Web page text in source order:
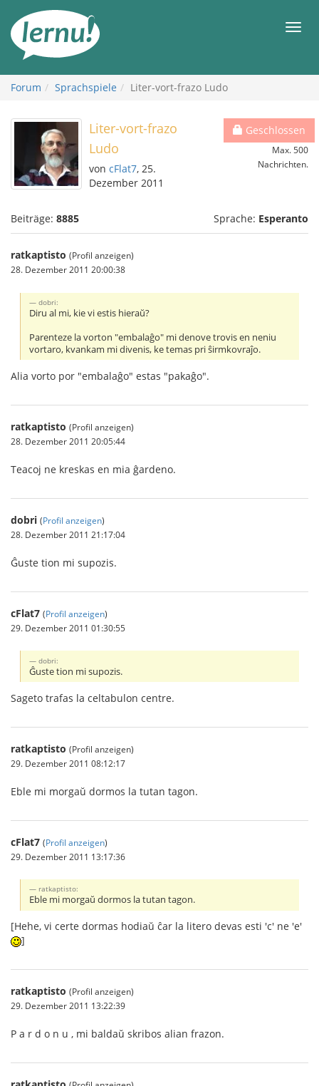
Inhalt
Forum Sprachspiele Liter-vort-frazo Ludo
Geschlossen
Max. 500
Nachrichten.
Liter-vort-frazo
Ludo
von cFlat7, 25.
Dezember 2011
Beiträge: 8885 Sprache: Esperanto
ratkaptisto (Profil anzeigen)
28. Dezember 2011 20:00:38
dobri:
Diru al mi, kie vi estis hieraŭ?
Parenteze la vorton "embalaĝo" mi denove trovis en neniu
vortaro, kvankam mi divenis, ke temas pri ŝirmkovraĵo.
Alia vorto por "embalaĝo" estas "pakaĝo".
ratkaptisto (Profil anzeigen)
28. Dezember 2011 20:05:44
Teacoj ne kreskas en mia ĝardeno.
dobri (Profil anzeigen)
28. Dezember 2011 21:17:04
Ĝuste tion mi supozis.
cFlat7 (Profil anzeigen)
29. Dezember 2011 01:30:55
dobri:
Ĝuste tion mi supozis.
Sageto trafas la celtabulon centre.
ratkaptisto (Profil anzeigen)
29. Dezember 2011 08:12:17
Eble mi morgaŭ dormos la tutan tagon.
cFlat7 (Profil anzeigen)
29. Dezember 2011 13:17:36
ratkaptisto:
Eble mi morgaŭ dormos la tutan tagon.
[Hehe, vi certe dormas hodiaŭ ĉar la litero devas esti 'c' ne 'e'
]
ratkaptisto (Profil anzeigen)
29. Dezember 2011 13:22:39
P a r d o n u , mi baldaŭ skribos alian frazon.